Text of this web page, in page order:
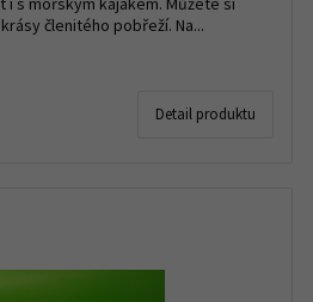
členitého pobřeží. Na...
Detail produktu